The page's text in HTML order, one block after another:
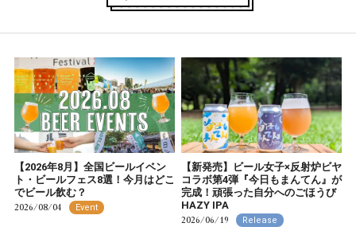
【2026年8月】全国ビールイベン
ト・ビールフェス8選！今月はどこ
でビール飲む？
2026/08/04 Event
【新発売】ビール女子×反射炉ビヤ
コラボ第4弾『今日もまんてん』が
完成！頑張った自分へのごほうび
HAZY IPA
2026/06/19 Release